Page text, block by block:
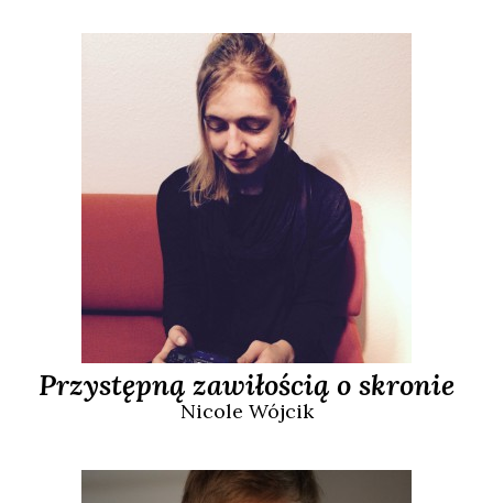
Przystępną zawiłością o skronie
Nicole Wójcik